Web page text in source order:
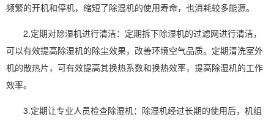
频繁的开机和停机，缩短了除湿机的使用寿命，也消耗较多能源。
2.定期对除湿机进行清洁：定期拆下除湿机的过滤网进行清洁，
可以有效提高除湿机的除尘效果，改善环境空气品质。定期清洗室外
机的散热片，可有效提高其换热系数和换热效率，提高除湿机的工作
效率。
3.定期让专业人员检查除湿机：除湿机经过长期的使用后，机组